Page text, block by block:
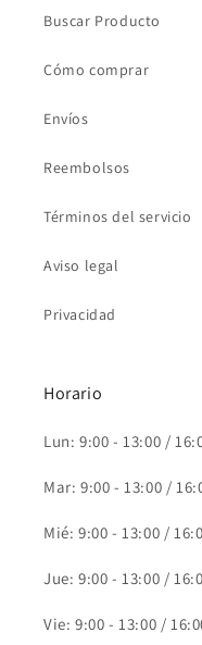
Buscar Producto
Cómo comprar
Envíos
Reembolsos
Términos del servicio
Aviso legal
Privacidad
Horario
Lun: 9:00 - 13:00 /
Mar: 9:00 - 13:00 /
Mié: 9:00 - 13:00 /
Jue: 9:00 - 13:00 /
Vie: 9:00 - 13:00 /